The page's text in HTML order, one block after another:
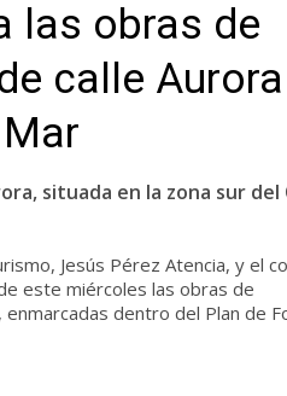
las obras de
calle Aurora
situada en la zona sur del
Jesús Pérez Atencia, y el
este miércoles las obras de
dentro del Plan de